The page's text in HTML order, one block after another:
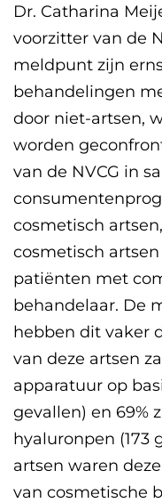
Dr. Catharina
voorzitter van de
meldpunt zijn
behandelingen
door niet-artsen,
worden
van de NVCG in
cosmetisch
cosmetisch
patiënten met
behandelaar. De
hebben dit vaker
van deze artsen
apparatuur op
gevallen) en 69%
hyaluronpen (173
artsen waren
van cosmetische